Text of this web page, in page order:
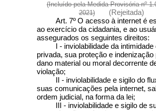
(Incluído pela Medida Provisória nº
2021)
(Rejeitada)
Art. 7º O acesso à internet é
ao exercício da cidadania, e ao
assegurados os seguintes direitos:
I - inviolabilidade da intimidade
privada, sua proteção e indenização
dano material ou moral decorrente
violação;
II - inviolabilidade e sigilo do
suas comunicações pela internet,
ordem judicial, na forma da lei;
III - inviolabilidade e sigilo de